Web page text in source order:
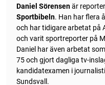
Daniel Sörensenär
Sportbibeln. Han har flera
och har tidigare arbetat på
och varit sportreporter på
Daniel har även arbetat
75 och gjort dagliga tv-
kandidatexamen i
Sundsvall.